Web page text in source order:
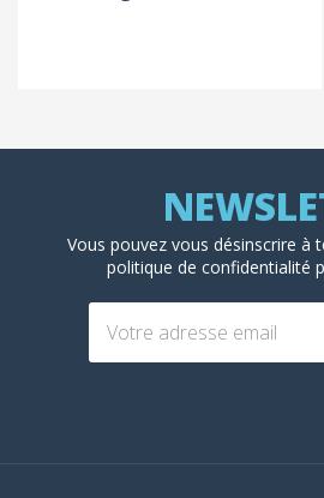
Vous pouvez vous désinscrire
politique de confidentialité